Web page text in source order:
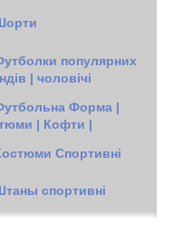
популярних
| чоловічі
Форма |
| Кофти |
Спортивні
таны спортивні